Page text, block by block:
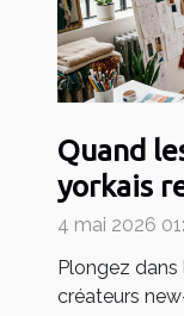
Quand
yorkais
mode
4 mai 2026
Plongez dans
créateurs